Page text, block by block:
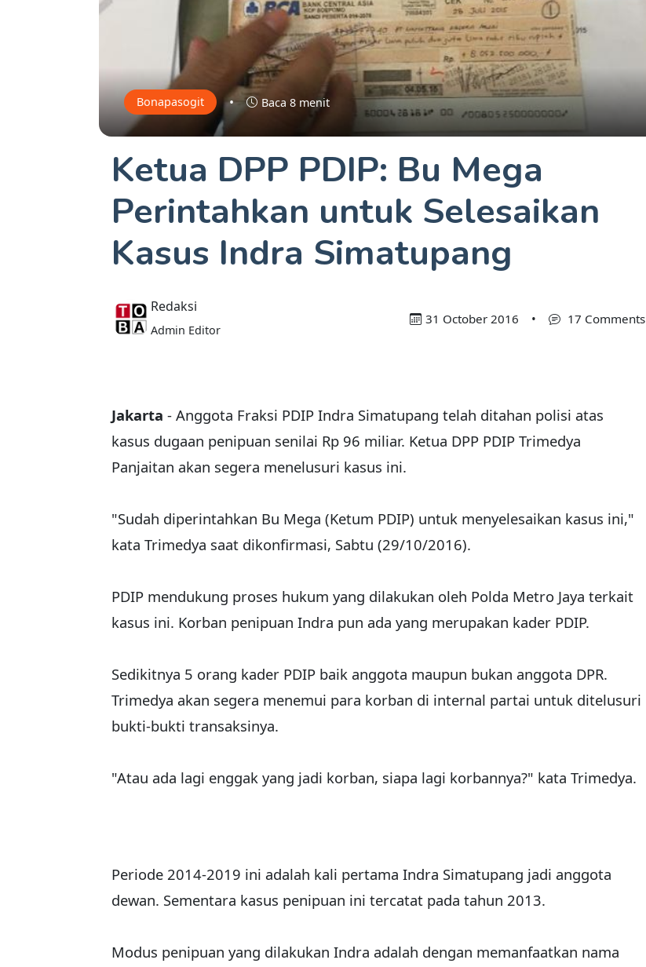
Bonapasogit • Baca 8 menit
Ketua DPP PDIP: Bu Mega
Perintahkan untuk Selesaikan
Kasus Indra Simatupang
Redaksi
Admin Editor
31 October 2016 • 17 Comments
Jakarta - Anggota Fraksi PDIP Indra Simatupang telah ditahan polisi atas
kasus dugaan penipuan senilai Rp 96 miliar. Ketua DPP PDIP Trimedya
Panjaitan akan segera menelusuri kasus ini.
"Sudah diperintahkan Bu Mega (Ketum PDIP) untuk menyelesaikan kasus ini,"
kata Trimedya saat dikonfirmasi, Sabtu (29/10/2016).
PDIP mendukung proses hukum yang dilakukan oleh Polda Metro Jaya terkait
kasus ini. Korban penipuan Indra pun ada yang merupakan kader PDIP.
Sedikitnya 5 orang kader PDIP baik anggota maupun bukan anggota DPR.
Trimedya akan segera menemui para korban di internal partai untuk ditelusuri
bukti-bukti transaksinya.
"Atau ada lagi enggak yang jadi korban, siapa lagi korbannya?" kata Trimedya.
Periode 2014-2019 ini adalah kali pertama Indra Simatupang jadi anggota
dewan. Sementara kasus penipuan ini tercatat pada tahun 2013.
Modus penipuan yang dilakukan Indra adalah dengan memanfaatkan nama